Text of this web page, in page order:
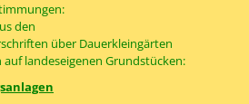
den
über Dauerkleingärten
landeseigenen Grundstücken: